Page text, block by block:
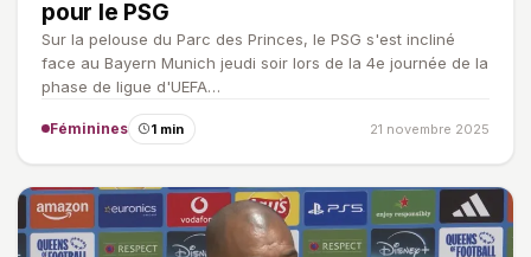
pour le PSG
Sur la pelouse du Parc des Princes, le PSG s'est incliné
face au Bayern Munich jeudi soir lors de la 4e journée de la
phase de ligue d'UEFA…
Féminines 1 min 21 novembre 2025